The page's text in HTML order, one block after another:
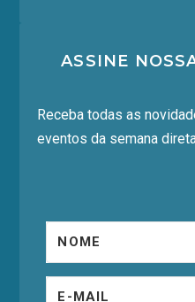
ASSINE
Receba todas as
eventos da semana